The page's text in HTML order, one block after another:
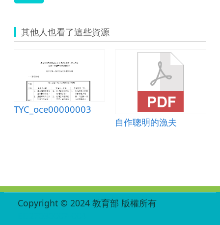
其他人也看了這些資源
TYC_oce00000003
自作聰明的漁夫
Copyright © 2024 教育部 版權所有